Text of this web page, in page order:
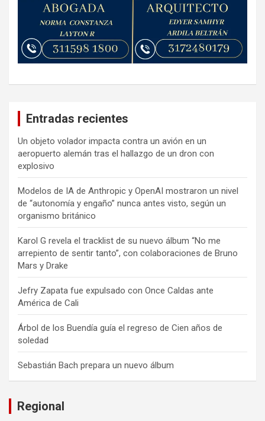
Entradas recientes
Un objeto volador impacta contra un avión en un
aeropuerto alemán tras el hallazgo de un dron con
explosivo
Modelos de IA de Anthropic y OpenAI mostraron un nivel
de “autonomía y engaño” nunca antes visto, según un
organismo británico
Karol G revela el tracklist de su nuevo álbum “No me
arrepiento de sentir tanto”, con colaboraciones de Bruno
Mars y Drake
Jefry Zapata fue expulsado con Once Caldas ante
América de Cali
Árbol de los Buendía guía el regreso de Cien años de
soledad
Sebastián Bach prepara un nuevo álbum
Regional